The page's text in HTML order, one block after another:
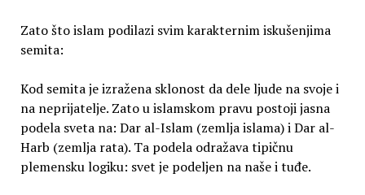
Zato što islam podilazi svim karakternim iskušenjima
semita:
Kod semita je izražena sklonost da dele ljude na svoje i
na neprijatelje. Zato u islamskom pravu postoji jasna
podela sveta na: Dar al-Islam (zemlja islama) i Dar al-
Harb (zemlja rata). Ta podela odražava tipičnu
plemensku logiku: svet je podeljen na naše i tuđe.